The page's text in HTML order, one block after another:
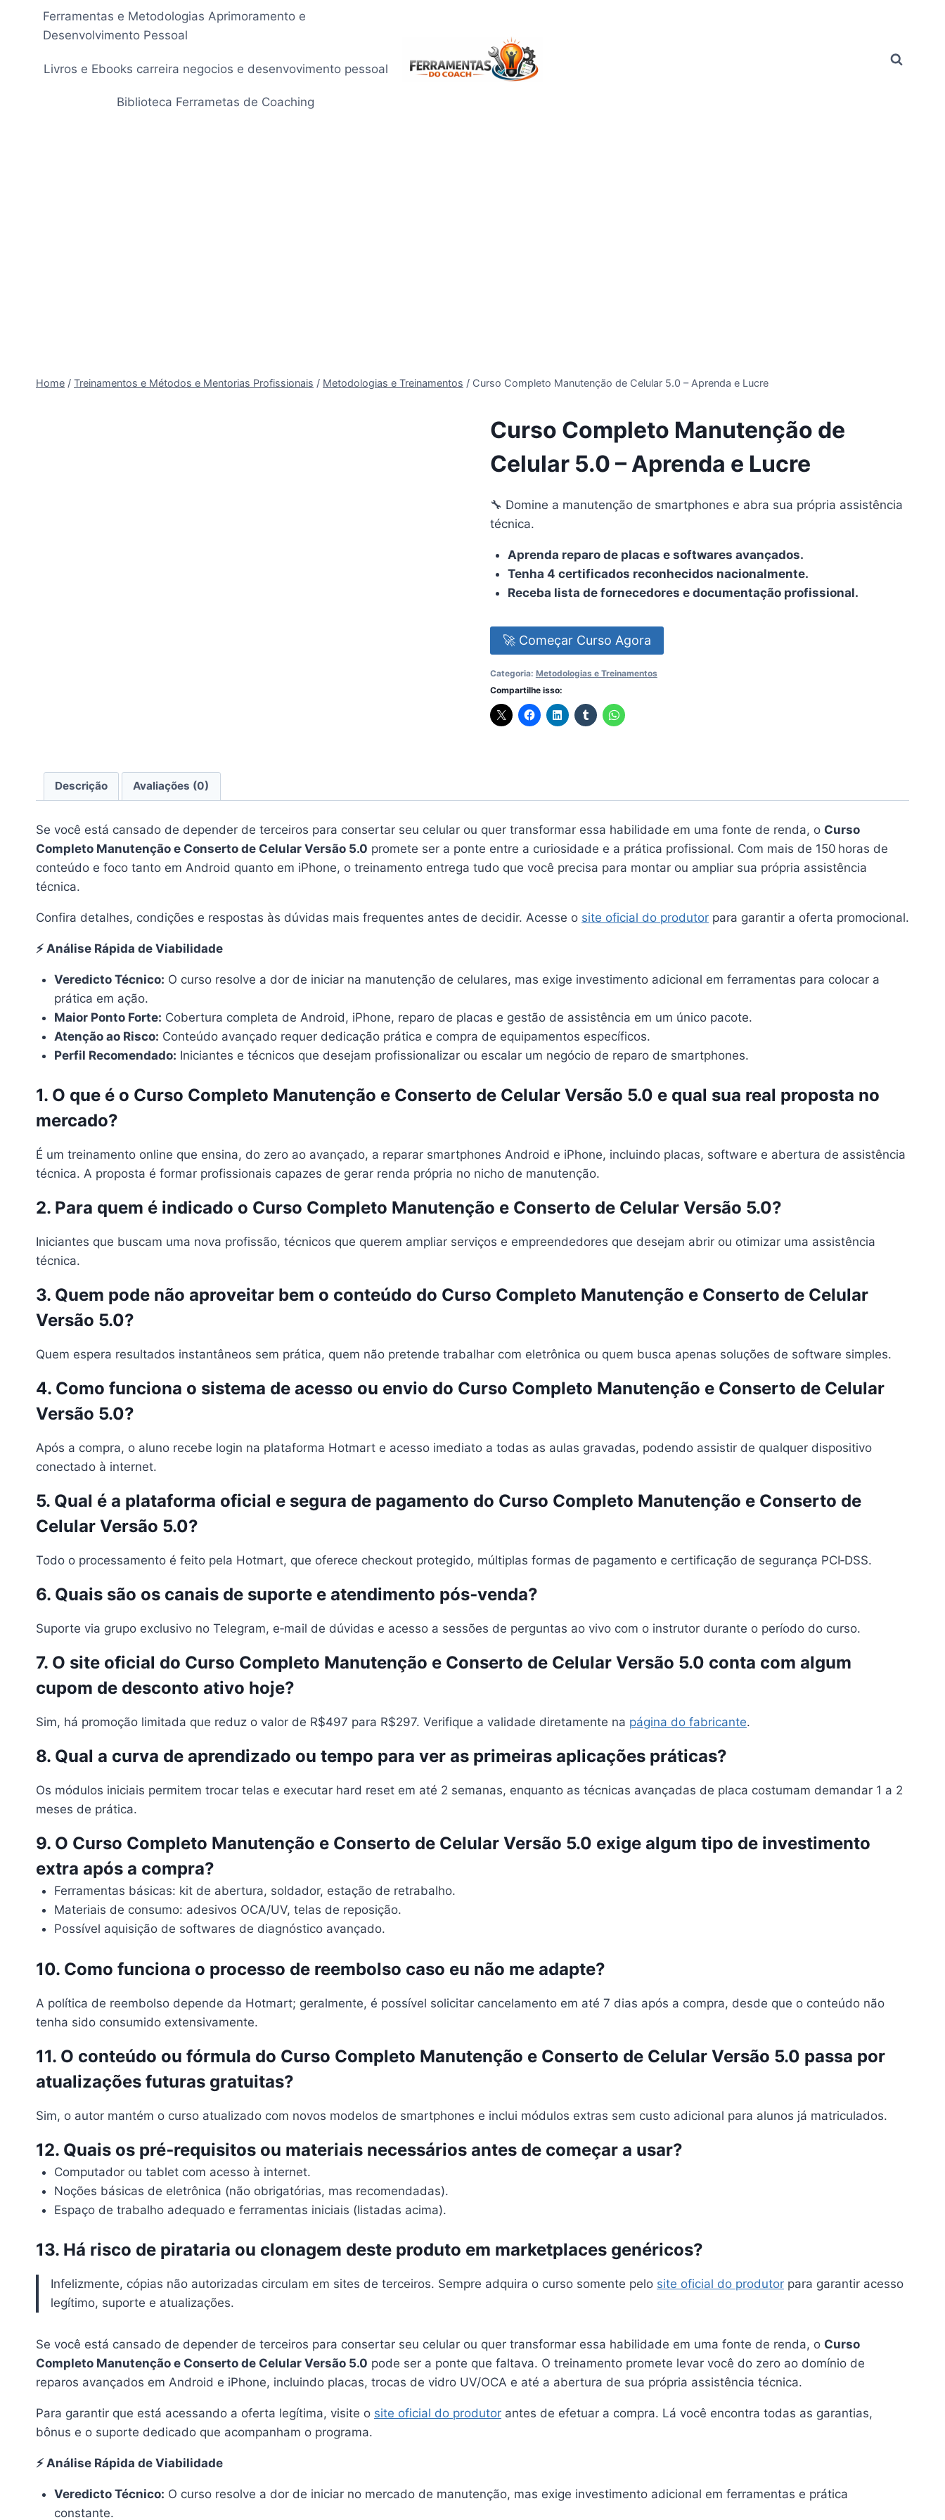
Conteúdo
Ferramentas e Metodologias Aprimoramento e
Desenvolvimento Pessoal
Livros e Ebooks carreira negocios e desenvovimento pessoal
Biblioteca Ferrametas de Coaching
Home / Treinamentos e Métodos e Mentorias Profissionais / Metodologias e Treinamentos / Curso Completo Manutenção de Celular 5.0 – Aprenda e Lucre
Curso Completo Manutenção de
Celular 5.0 – Aprenda e Lucre
🔧 Domine a manutenção de smartphones e abra sua própria assistência
técnica.
Aprenda reparo de placas e softwares avançados.
Tenha 4 certificados reconhecidos nacionalmente.
Receba lista de fornecedores e documentação profissional.
🚀 Começar Curso Agora
Categoria: Metodologias e Treinamentos
Compartilhe isso:
Descrição Avaliações (0)
Se você está cansado de depender de terceiros para consertar seu celular ou quer transformar essa habilidade em uma fonte de renda, o Curso
Completo Manutenção e Conserto de Celular Versão 5.0 promete ser a ponte entre a curiosidade e a prática profissional. Com mais de 150 horas de
conteúdo e foco tanto em Android quanto em iPhone, o treinamento entrega tudo que você precisa para montar ou ampliar sua própria assistência
técnica.
Confira detalhes, condições e respostas às dúvidas mais frequentes antes de decidir. Acesse o site oficial do produtor para garantir a oferta promocional.
⚡ Análise Rápida de Viabilidade
Veredicto Técnico: O curso resolve a dor de iniciar na manutenção de celulares, mas exige investimento adicional em ferramentas para colocar a
prática em ação.
Maior Ponto Forte: Cobertura completa de Android, iPhone, reparo de placas e gestão de assistência em um único pacote.
Atenção ao Risco: Conteúdo avançado requer dedicação prática e compra de equipamentos específicos.
Perfil Recomendado: Iniciantes e técnicos que desejam profissionalizar ou escalar um negócio de reparo de smartphones.
1. O que é o Curso Completo Manutenção e Conserto de Celular Versão 5.0 e qual sua real proposta no
mercado?
É um treinamento online que ensina, do zero ao avançado, a reparar smartphones Android e iPhone, incluindo placas, software e abertura de assistência
técnica. A proposta é formar profissionais capazes de gerar renda própria no nicho de manutenção.
2. Para quem é indicado o Curso Completo Manutenção e Conserto de Celular Versão 5.0?
Iniciantes que buscam uma nova profissão, técnicos que querem ampliar serviços e empreendedores que desejam abrir ou otimizar uma assistência
técnica.
3. Quem pode não aproveitar bem o conteúdo do Curso Completo Manutenção e Conserto de Celular
Versão 5.0?
Quem espera resultados instantâneos sem prática, quem não pretende trabalhar com eletrônica ou quem busca apenas soluções de software simples.
4. Como funciona o sistema de acesso ou envio do Curso Completo Manutenção e Conserto de Celular
Versão 5.0?
Após a compra, o aluno recebe login na plataforma Hotmart e acesso imediato a todas as aulas gravadas, podendo assistir de qualquer dispositivo
conectado à internet.
5. Qual é a plataforma oficial e segura de pagamento do Curso Completo Manutenção e Conserto de
Celular Versão 5.0?
Todo o processamento é feito pela Hotmart, que oferece checkout protegido, múltiplas formas de pagamento e certificação de segurança PCI‑DSS.
6. Quais são os canais de suporte e atendimento pós‑venda?
Suporte via grupo exclusivo no Telegram, e‑mail de dúvidas e acesso a sessões de perguntas ao vivo com o instrutor durante o período do curso.
7. O site oficial do Curso Completo Manutenção e Conserto de Celular Versão 5.0 conta com algum
cupom de desconto ativo hoje?
Sim, há promoção limitada que reduz o valor de R$497 para R$297. Verifique a validade diretamente na página do fabricante.
8. Qual a curva de aprendizado ou tempo para ver as primeiras aplicações práticas?
Os módulos iniciais permitem trocar telas e executar hard reset em até 2 semanas, enquanto as técnicas avançadas de placa costumam demandar 1 a 2
meses de prática.
9. O Curso Completo Manutenção e Conserto de Celular Versão 5.0 exige algum tipo de investimento
extra após a compra?
Ferramentas básicas: kit de abertura, soldador, estação de retrabalho.
Materiais de consumo: adesivos OCA/UV, telas de reposição.
Possível aquisição de softwares de diagnóstico avançado.
10. Como funciona o processo de reembolso caso eu não me adapte?
A política de reembolso depende da Hotmart; geralmente, é possível solicitar cancelamento em até 7 dias após a compra, desde que o conteúdo não
tenha sido consumido extensivamente.
11. O conteúdo ou fórmula do Curso Completo Manutenção e Conserto de Celular Versão 5.0 passa por
atualizações futuras gratuitas?
Sim, o autor mantém o curso atualizado com novos modelos de smartphones e inclui módulos extras sem custo adicional para alunos já matriculados.
12. Quais os pré‑requisitos ou materiais necessários antes de começar a usar?
Computador ou tablet com acesso à internet.
Noções básicas de eletrônica (não obrigatórias, mas recomendadas).
Espaço de trabalho adequado e ferramentas iniciais (listadas acima).
13. Há risco de pirataria ou clonagem deste produto em marketplaces genéricos?
Infelizmente, cópias não autorizadas circulam em sites de terceiros. Sempre adquira o curso somente pelo site oficial do produtor para garantir acesso
legítimo, suporte e atualizações.
Se você está cansado de depender de terceiros para consertar seu celular ou quer transformar essa habilidade em uma fonte de renda, o Curso
Completo Manutenção e Conserto de Celular Versão 5.0 pode ser a ponte que faltava. O treinamento promete levar você do zero ao domínio de
reparos avançados em Android e iPhone, incluindo placas, trocas de vidro UV/OCA e até a abertura de sua própria assistência técnica.
Para garantir que está acessando a oferta legítima, visite o site oficial do produtor antes de efetuar a compra. Lá você encontra todas as garantias,
bônus e o suporte dedicado que acompanham o programa.
⚡ Análise Rápida de Viabilidade
Veredicto Técnico: O curso resolve a dor de iniciar no mercado de manutenção, mas exige investimento adicional em ferramentas e prática
constante.